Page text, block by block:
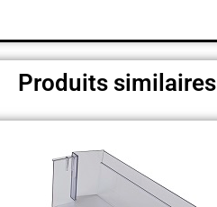
Produits similaires